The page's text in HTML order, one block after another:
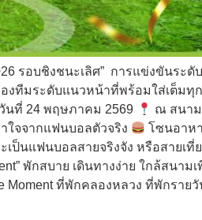
รอบชิงชนะเลิศ” การแข่งขันระ
องทีมระดับแนวหน้าที่พร้อมใส่เต็ม
วันที่ 24 พฤษภาคม 2569
ณ สนาม
ใจจากแฟนบอลตัวจริง
โซนอาห
ป็นแฟนบอลสายจริงจัง หรือสายเ
พักสบาย เดินทางง่าย ใกล้สนาม
ที่พักคลองหลวง ที่พักราย